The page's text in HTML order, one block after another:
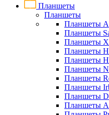
Планшеты
Планшеты
Планшеты
Планшеты
Планшеты
Планшеты
Планшеты
Планшеты
Планшеты
Планшеты
Планшеты
Планшеты